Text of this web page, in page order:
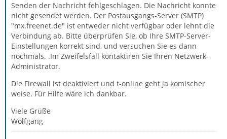
Senden der Nachricht fehlgeschlagen. Die Nachricht konnte
nicht gesendet werden. Der Postausgangs-Server (SMTP)
"mx.freenet.de" ist entweder nicht verfügbar oder lehnt die
Verbindung ab. Bitte überprüfen Sie, ob Ihre SMTP-Server-
Einstellungen korrekt sind, und versuchen Sie es dann
nochmals. .Im Zweifelsfall kontaktiren Sie Ihren Netzwerk-
Administrator.
Die Firewall ist deaktiviert und t-online geht ja komischer
weise. Für Hilfe wäre ich dankbar.
Viele Grüße
Wolfgang